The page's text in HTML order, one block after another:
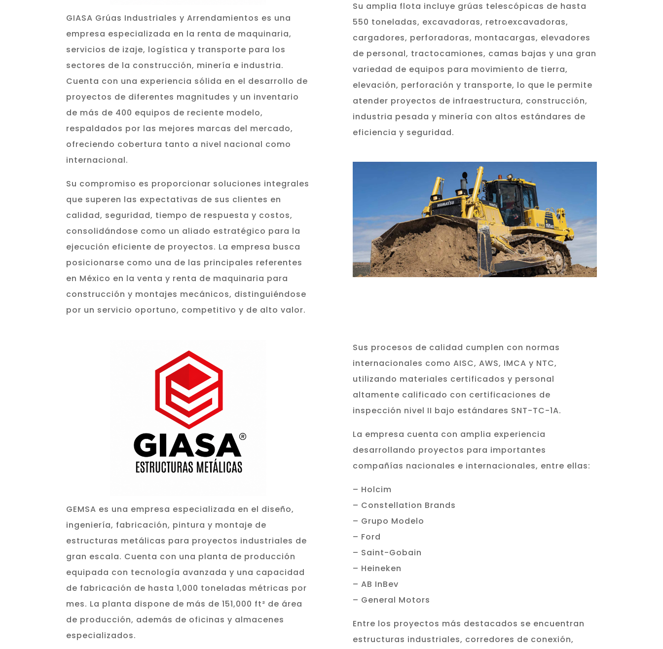
GIASA Grúas Industriales y Arrendamientos es una
empresa especializada en la renta de maquinaria,
servicios de izaje, logística y transporte para los
sectores de la construcción, minería e industria.
Cuenta con una experiencia sólida en el desarrollo de
proyectos de diferentes magnitudes y un inventario
de más de 400 equipos de reciente modelo,
respaldados por las mejores marcas del mercado,
ofreciendo cobertura tanto a nivel nacional como
internacional.
Su compromiso es proporcionar soluciones integrales
que superen las expectativas de sus clientes en
calidad, seguridad, tiempo de respuesta y costos,
consolidándose como un aliado estratégico para la
ejecución eficiente de proyectos. La empresa busca
posicionarse como una de las principales referentes
en México en la venta y renta de maquinaria para
construcción y montajes mecánicos, distinguiéndose
por un servicio oportuno, competitivo y de alto valor.
Su amplia flota incluye grúas telescópicas de hasta
550 toneladas, excavadoras, retroexcavadoras,
cargadores, perforadoras, montacargas, elevadores
de personal, tractocamiones, camas bajas y una gran
variedad de equipos para movimiento de tierra,
elevación, perforación y transporte, lo que le permite
atender proyectos de infraestructura, construcción,
industria pesada y minería con altos estándares de
eficiencia y seguridad.
GEMSA es una empresa especializada en el diseño,
ingeniería, fabricación, pintura y montaje de
estructuras metálicas para proyectos industriales de
gran escala. Cuenta con una planta de producción
equipada con tecnología avanzada y una capacidad
de fabricación de hasta 1,000 toneladas métricas por
mes. La planta dispone de más de 151,000 ft² de área
de producción, además de oficinas y almacenes
especializados.
Sus procesos de calidad cumplen con normas
internacionales como AISC, AWS, IMCA y NTC,
utilizando materiales certificados y personal
altamente calificado con certificaciones de
inspección nivel II bajo estándares SNT-TC-1A.
La empresa cuenta con amplia experiencia
desarrollando proyectos para importantes
compañías nacionales e internacionales, entre ellas:
– Holcim
– Constellation Brands
– Grupo Modelo
– Ford
– Saint-Gobain
– Heineken
– AB InBev
– General Motors
Entre los proyectos más destacados se encuentran
estructuras industriales, corredores de conexión,